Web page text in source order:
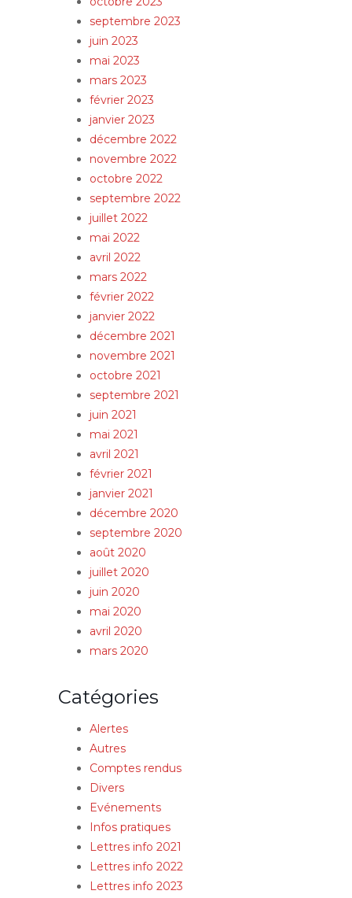
septembre 2023
juin 2023
mai 2023
mars 2023
février 2023
janvier 2023
décembre 2022
novembre 2022
octobre 2022
septembre 2022
juillet 2022
mai 2022
avril 2022
mars 2022
février 2022
janvier 2022
décembre 2021
novembre 2021
octobre 2021
septembre 2021
juin 2021
mai 2021
avril 2021
février 2021
janvier 2021
décembre 2020
septembre 2020
août 2020
juillet 2020
juin 2020
mai 2020
avril 2020
mars 2020
Catégories
Alertes
Autres
Comptes rendus
Divers
Evénements
Infos pratiques
Lettres info 2021
Lettres info 2022
Lettres info 2023